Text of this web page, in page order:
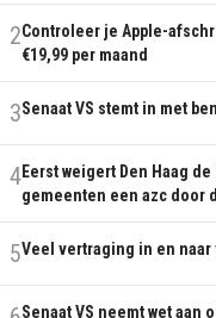
2Controleer je Apple-
€19,99 per maand
3Senaat VS stemt in met
4Eerst weigert Den Haag
gemeenten een azc door
5Veel vertraging in en
Senaat VS neemt wet aan